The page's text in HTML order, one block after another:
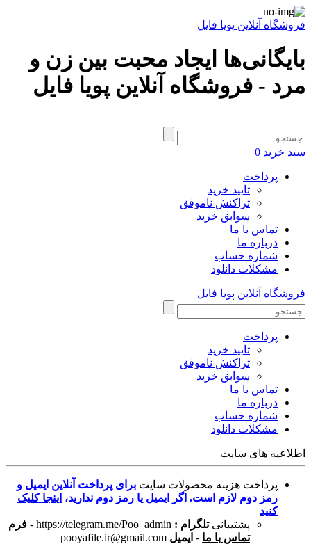
فروشگاه آنلاین پویا فایل
بایگانی‌ها ایجاد محبت بین زن و
مرد - فروشگاه آنلاین پویا فایل
سبد خرید 0
پرداخت
تایید خرید
تراکنش ناموفق
سوابق خرید
تماس با ما
درباره ما
شماره حساب
مشکلات دانلود
فروشگاه آنلاین پویا فایل
پرداخت
تایید خرید
تراکنش ناموفق
سوابق خرید
تماس با ما
درباره ما
شماره حساب
مشکلات دانلود
اطلاعیه های سایت
پرداخت هزینه محصولات سایت برای پرداخت آنلاین ایمیل و
رمز دوم لازم است. اگر ایمیل یا رمز دوم ندارید، اینجا کلیک
کنید
پشتیبانی تلگرام : https://telegram.me/Poo_admin
- فرم
تماس با ما - ایمیل pooyafile.ir@gmail.com